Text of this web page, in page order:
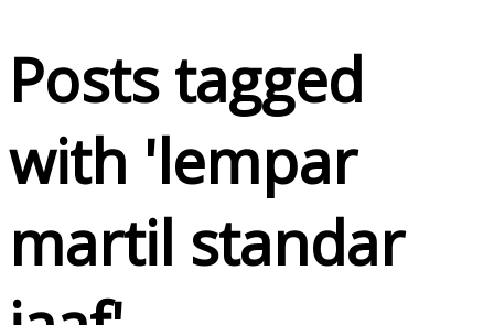
Posts tagged
with 'lempar
martil standar